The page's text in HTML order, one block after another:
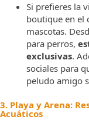
Si prefieres la
boutique en el
mascotas.
para perros,
exclusivas.
sociales para
peludo amigo
3. Playa y Arena:
Acuáticos